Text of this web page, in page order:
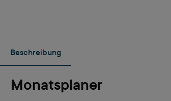
Beschreibung
Monatsplaner